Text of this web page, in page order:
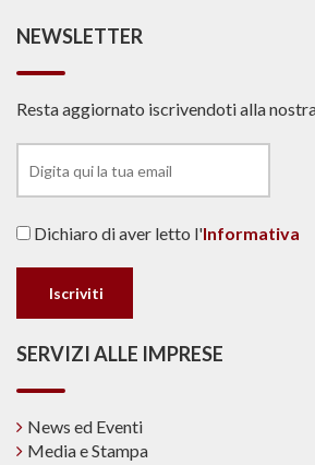
NEWSLETTER
Resta aggiornato iscrivendoti alla
Dichiaro di aver letto l'Informativa
SERVIZI ALLE IMPRESE
News ed Eventi
Media e Stampa